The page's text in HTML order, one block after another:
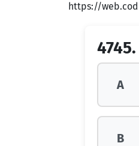
https://
4745.
A
B